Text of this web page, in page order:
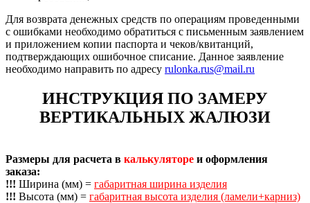
Для возврата денежных средств по операциям проведенными
с ошибками необходимо обратиться с письменным заявлением
и приложением копии паспорта и чеков/квитанций,
подтверждающих ошибочное списание. Данное заявление
необходимо направить по адресу rulonka.rus@mail.ru
ИНСТРУКЦИЯ ПО ЗАМЕРУ
ВЕРТИКАЛЬНЫХ ЖАЛЮЗИ
Размеры для расчета в калькуляторе и оформления
заказа:
!!! Ширина (мм) = габаритная ширина изделия
!!! Высота (мм) = габаритная высота изделия (ламели+карниз)